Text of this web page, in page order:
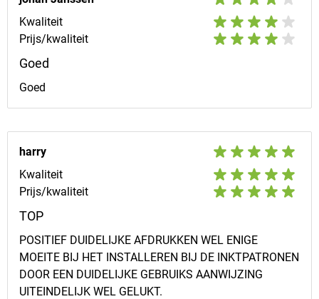
Kwaliteit
Prijs/kwaliteit
Goed
Goed
harry
Kwaliteit
Prijs/kwaliteit
TOP
POSITIEF DUIDELIJKE AFDRUKKEN WEL ENIGE
MOEITE BIJ HET INSTALLEREN BIJ DE INKTPATRONEN
DOOR EEN DUIDELIJKE GEBRUIKS AANWIJZING
UITEINDELIJK WEL GELUKT.